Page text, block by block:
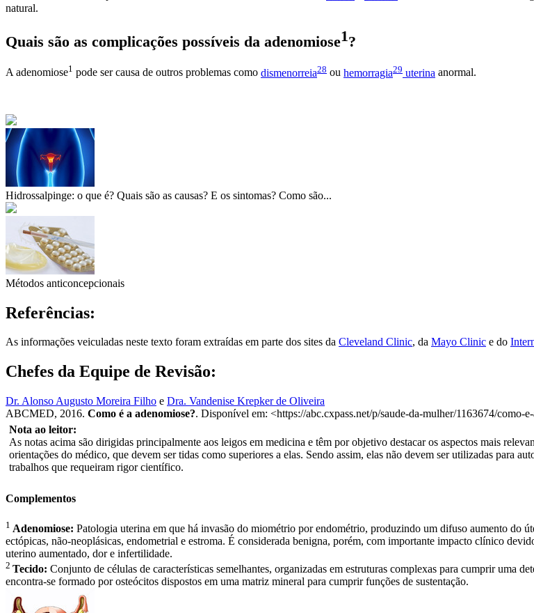
natural.
Quais são as complicações possíveis da adenomiose1?
Aadenomiose1 pode ser causa de outros problemas como dismenorreia28 ou hemorragia29 uterina anormal.
Hidrossalpinge: o que é? Quais são as causas? E os sintomas? Como são...
Métodos anticoncepcionais
Referências:
As informações veiculadas neste texto foram extraídas em parte dos sites da Cleveland Clinic, da Mayo Clinic e do
Chefes da Equipe de Revisão:
Dr. Alonso Augusto Moreira Filho e Dra. Vandenise Krepker de Oliveira
ABCMED, 2016. Como é a adenomiose?. Disponível em: <https://abc.cxpass.net/p/saude-da-mulher/1163674/como-
Nota ao leitor:
As notas acima são dirigidas principalmente aos leigos em medicina e têm por objetivo destacar os aspectos mais
orientações do médico, que devem ser tidas como superiores a elas. Sendo assim, elas não devem ser utilizadas para
trabalhos que requeiram rigor científico.
Complementos
1 Adenomiose: Patologia uterina em que há invasão do miométrio por endométrio, produzindo um difuso aumento do
ectópicas, não-neoplásicas, endometrial e estroma. É considerada benigna, porém, com importante impacto clínico
uterino aumentado, dor e infertilidade.
2 Tecido: Conjunto de células de características semelhantes, organizadas em estruturas complexas para cumprir uma
encontra-se formado por osteócitos dispostos em uma matriz mineral para cumprir funções de sustentação.